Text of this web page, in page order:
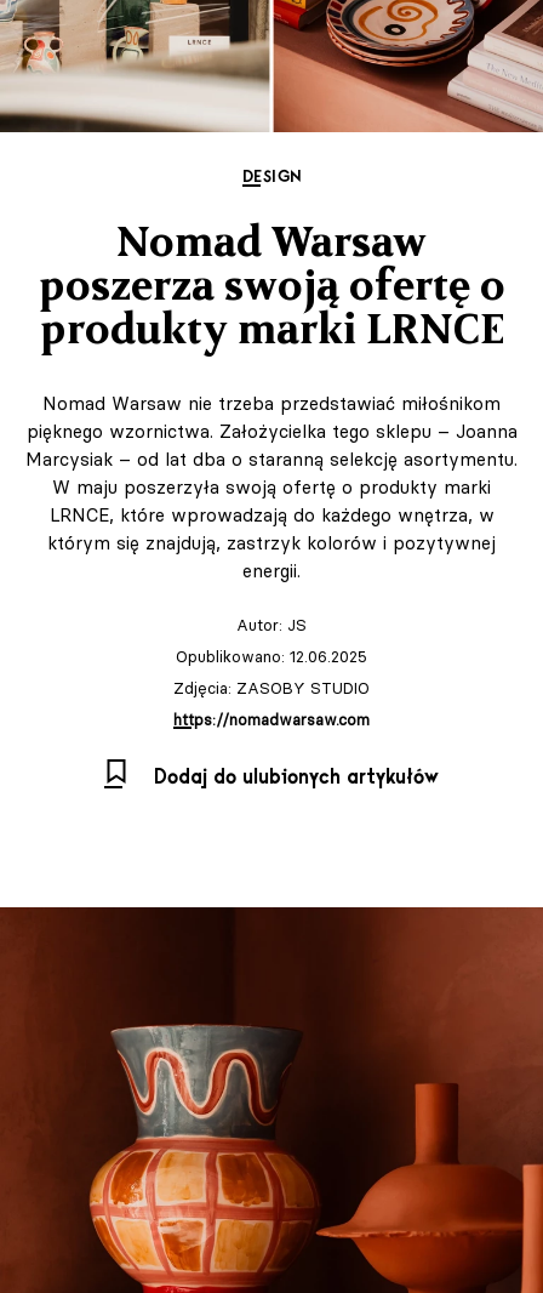
DESIGN
Nomad Warsaw
poszerza swoją ofertę o
produkty marki LRNCE
Nomad Warsaw nie trzeba przedstawiać miłośnikom
pięknego wzornictwa. Założycielka tego sklepu – Joanna
Marcysiak – od lat dba o staranną selekcję asortymentu.
W maju poszerzyła swoją ofertę o produkty marki
LRNCE, które wprowadzają do każdego wnętrza, w
którym się znajdują, zastrzyk kolorów i pozytywnej
energii.
Autor: JS
Opublikowano: 12.06.2025
Zdjęcia: ZASOBY STUDIO
https://nomadwarsaw.com
Dodaj do ulubionych artykułów